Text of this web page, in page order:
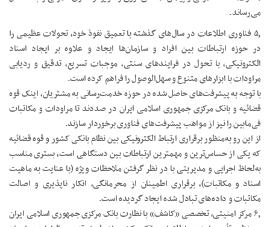
می‌رساند.
۵٫ فناوری اطلاعات در سال‌های گذشته با تعمیق نفوذ خود، تحولات عظیمی را
در حوزه ارتباطات بین افراد و سازمان‌ها ایجاد و علاوه بر ایجاد اسناد
الکترونیکی، با تحول در فرایندهای سنتی، موجبات تسریع، تدقیق و ردیابی
مراودات با ابزارهای متنوع و سهل‌الوصول را فراهم کرده است.
با توجه به پیشرفت‌های حاصل شده در حوزه خدمت‌رسانی به مشتریان، اینک قوه
قضائیه و بانک مرکزی جمهوری اسلامی ایران در صددند تا مراودات و مکاتبات
فی‌مابین را نیز از مواهب پیشرفت‌های فناوری برخوردار سازند.
از این رو به‌منظور برقراری ارتباط الکترونیکی بین نظام بانکی کشور و قوه قضائیه
که یکی از حساس‌ترین و مهمترین ارتباطات بین دستگاهی است، بستری مناسب
به‌لحاظ اجرایی و مدیریتی با در نظر گرفتن ملاحظات ویژه (با عنایت به ماهیت
اسناد و مکاتبات)، برقراری اطمینان از محرمانگی، انکار ناپذیری و اصالت
مکاتبات و داده‌های تبادل شده ایجاد گردیده است.
۶٫ مرکز امنیتی، تخصصی «کاشف» با نظارت بانک مرکزی جمهوری اسلامی ایران